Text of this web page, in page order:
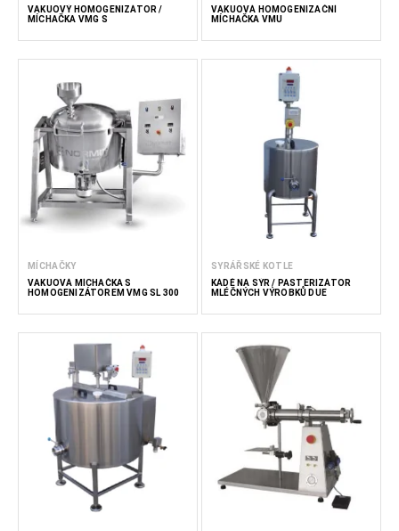
VAKUOVÝ HOMOGENIZÁTOR /
MÍCHAČKA VMG S
VAKUOVÁ HOMOGENIZAČNÍ
MÍCHAČKA VMU
MÍCHAČKY
VAKUOVÁ MÍCHAČKA S
HOMOGENIZÁTOREM VMG SL 300
SYRÁŘSKÉ KOTLE
KÁDĚ NA SÝR / PASTERIZÁTOR
MLÉČNÝCH VÝROBKŮ DUE